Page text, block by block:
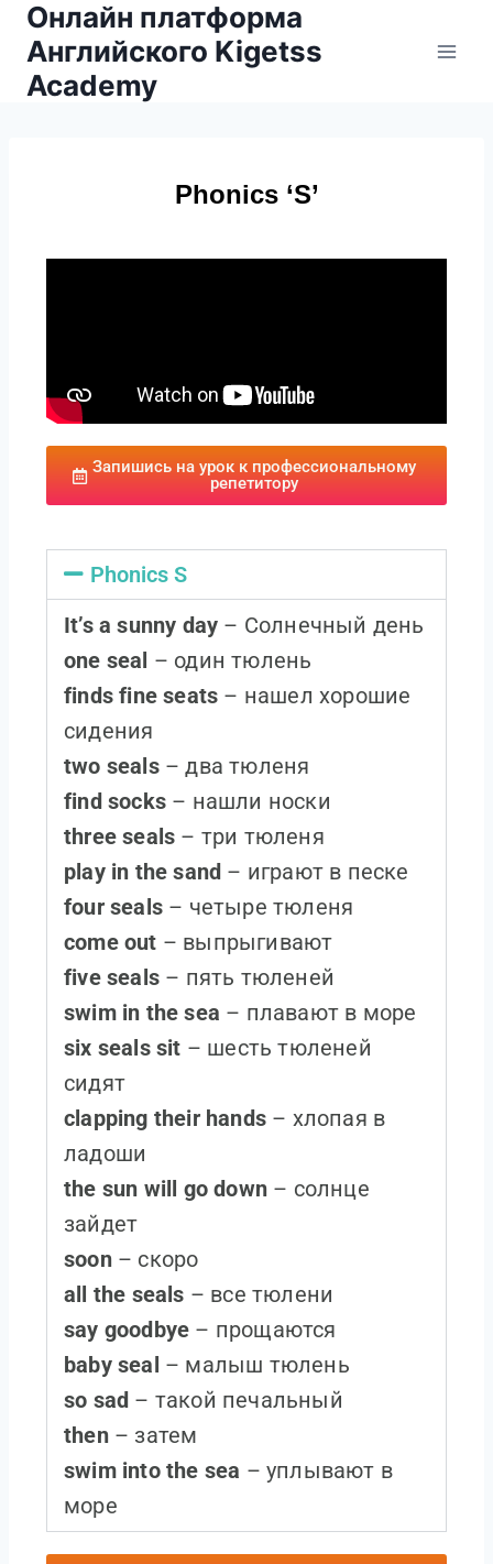
Онлайн платформа
Английского Kigetss
Academy
Phonics ‘S’
Запишись на урок к профессиональному
репетитору
Phonics S
It’s a sunny day – Солнечный день
one seal – один тюлень
finds fine seats – нашел хорошие
сидения
two seals – два тюленя
find socks – нашли носки
three seals – три тюленя
play in the sand – играют в песке
four seals – четыре тюленя
come out – выпрыгивают
five seals – пять тюленей
swim in the sea – плавают в море
six seals sit – шесть тюленей
сидят
clapping their hands – хлопая в
ладоши
the sun will go down – солнце
зайдет
soon– скоро
all the seals – все тюлени
say goodbye – прощаются
baby seal – малыш тюлень
so sad – такой печальный
then – затем
swim into the sea – уплывают в
море